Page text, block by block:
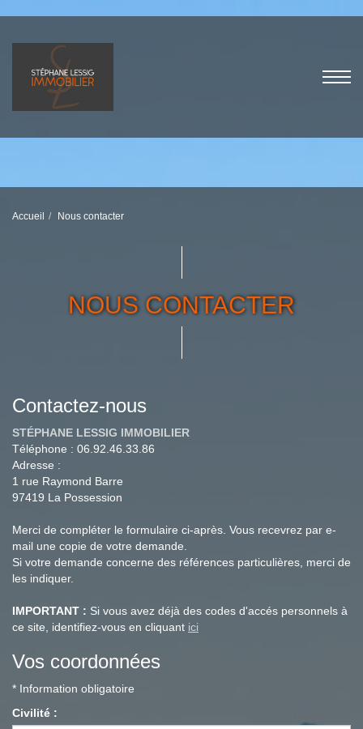
Accueil Nous contacter
NOUS CONTACTER
Contactez-nous
STÉPHANE LESSIG IMMOBILIER
Téléphone : 06.92.46.33.86
Adresse :
1 rue Raymond Barre
97419 La Possession
Merci de compléter le formulaire ci-après. Vous recevrez par e-
mail une copie de votre demande.
Si votre demande concerne des références particulières, merci de
les indiquer.
IMPORTANT : Si vous avez déjà des codes d'accés personnels à
ce site, identifiez-vous en cliquant ici
Vos coordonnées
* Information obligatoire
Civilité :